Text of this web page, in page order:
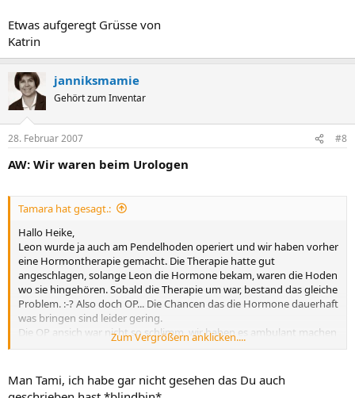
Etwas aufgeregt Grüsse von
Katrin
janniksmamie
Gehört zum Inventar
28. Februar 2007 #8
AW: Wir waren beim Urologen
Tamara hat gesagt.:
Hallo Heike,
Leon wurde ja auch am Pendelhoden operiert und wir haben vorher
eine Hormontherapie gemacht. Die Therapie hatte gut
angeschlagen, solange Leon die Hormone bekam, waren die Hoden
wo sie hingehören. Sobald die Therapie um war, bestand das gleiche
Problem. :-? Also doch OP... Die Chancen das die Hormone dauerhaft
was bringen sind leider gering.
Die OP ansich war nicht so schlimm, wir haben es ambulant machen
lassen und Leon war Nachmittags schon wieder ganz der Alte und
Zu welchem Kinderchirurgen gehst Du denn ?
Zum Vergrößern anklicken....
Man Tami, ich habe gar nicht gesehen das Du auch